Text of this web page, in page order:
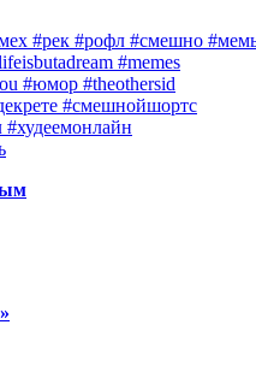
#рек #рофл #смешно
#memes
#юмор #theothersid
#смешнойшортс